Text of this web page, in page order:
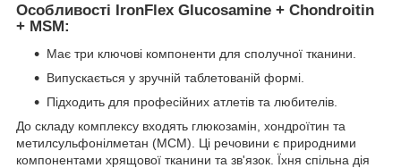
Особливості IronFlex Glucosamine + Chondroitin
+ MSM:
Має три ключові компоненти для сполучної тканини.
Випускається у зручній таблетованій формі.
Підходить для професійних атлетів та любителів.
До складу комплексу входять глюкозамін, хондроїтин та
метилсульфонілметан (МСМ). Ці речовини є природними
компонентами хрящової тканини та зв'язок. Їхня спільна дія